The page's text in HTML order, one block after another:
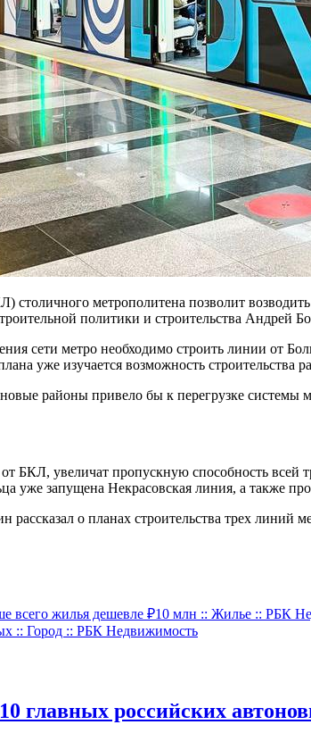
столичного метрополитена позволит
политики и строительства Андрей
сети метро необходимо строить линии от
уже изучается возможность
районы привело бы к перегрузке системы
БКЛ, увеличат пропускную способность всей
уже запущена Некрасовская линия, а также
о планах строительства трех линий
всего жилья дешевле ₽10 млн :: Жилье :: РБК
:: Город :: РБК Недвижимость
главных российских